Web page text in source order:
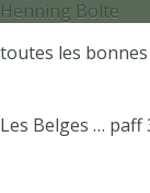
Henning Bolte
toutes les
Les Belges … paff